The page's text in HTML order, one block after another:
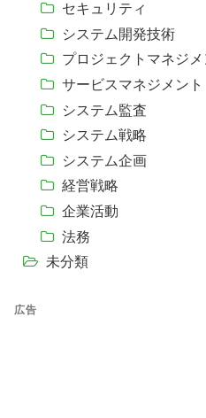
セキュリティ
システム開発技術
プロジェクトマネジメ
サービスマネジメント
システム監査
システム戦略
システム企画
経営戦略
企業活動
法務
未分類
広告